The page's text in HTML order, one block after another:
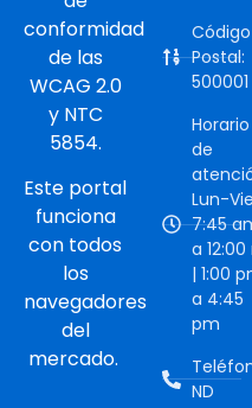
conformidad
de las
WCAG 2.0
y NTC
5854.
Este portal
funciona
con todos
los
navegadores
del
mercado.
Código
Postal:
500001
Horario
de
Lun-
7:45
a
| 1:00
a 4:45
pm
ND